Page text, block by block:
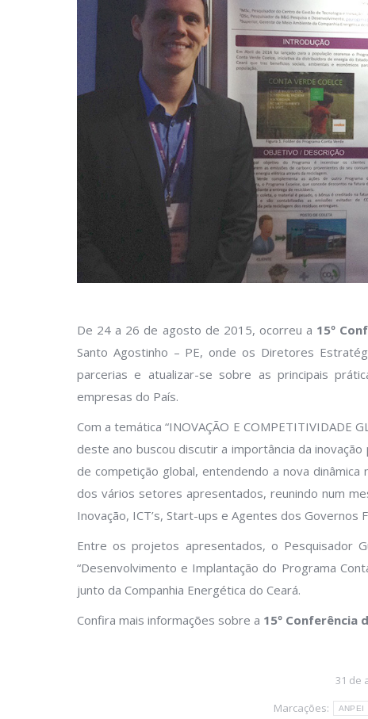
De 24 a 26 de agosto de 2015, ocorreu a 15º
Santo Agostinho – PE, onde os Diretores
parcerias e atualizar-se sobre as principais
empresas do País.
Com a temática “INOVAÇÃO E COMPETITIVIDADE
deste ano buscou discutir a importância da
de competição global, entendendo a nova
dos vários setores apresentados, reunindo num
Inovação, ICT’s, Start-ups e Agentes dos Governos
Entre os projetos apresentados, o Pesquisador
“Desenvolvimento e Implantação do Programa
junto da Companhia Energética do Ceará.
Confira mais informações sobre a 15º Conferência
31 de
Marcações:
ANPEI